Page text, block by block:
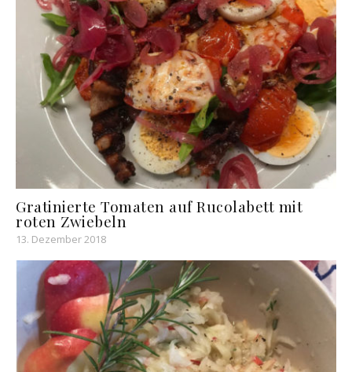
Gratinierte Tomaten auf Rucolabett mit
roten Zwiebeln
13. Dezember 2018